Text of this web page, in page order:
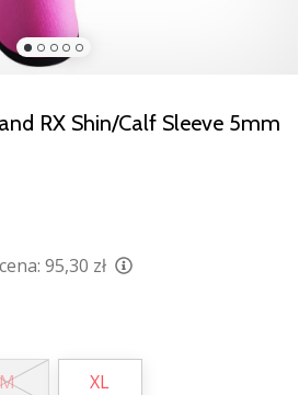
RX Shin/Calf Sleeve 5mm
95,30 zł
M XL